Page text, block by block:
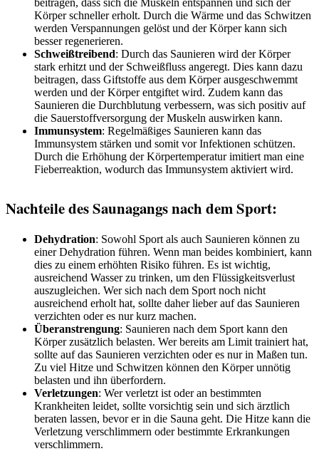
beitragen, dass sich die Muskeln entspannen und sich der
Körper schneller erholt. Durch die Wärme und das Schwitzen
werden Verspannungen gelöst und der Körper kann sich
besser regenerieren.
Schweißtreibend: Durch das Saunieren wird der Körper
stark erhitzt und der Schweißfluss angeregt. Dies kann dazu
beitragen, dass Giftstoffe aus dem Körper ausgeschwemmt
werden und der Körper entgiftet wird. Zudem kann das
Saunieren die Durchblutung verbessern, was sich positiv auf
die Sauerstoffversorgung der Muskeln auswirken kann.
Immunsystem: Regelmäßiges Saunieren kann das
Immunsystem stärken und somit vor Infektionen schützen.
Durch die Erhöhung der Körpertemperatur imitiert man eine
Fieberreaktion, wodurch das Immunsystem aktiviert wird.
Nachteile des Saunagangs nach dem Sport:
Dehydration: Sowohl Sport als auch Saunieren können zu
einer Dehydration führen. Wenn man beides kombiniert, kann
dies zu einem erhöhten Risiko führen. Es ist wichtig,
ausreichend Wasser zu trinken, um den Flüssigkeitsverlust
auszugleichen. Wer sich nach dem Sport noch nicht
ausreichend erholt hat, sollte daher lieber auf das Saunieren
verzichten oder es nur kurz machen.
Überanstrengung: Saunieren nach dem Sport kann den
Körper zusätzlich belasten. Wer bereits am Limit trainiert hat,
sollte auf das Saunieren verzichten oder es nur in Maßen tun.
Zu viel Hitze und Schwitzen können den Körper unnötig
belasten und ihn überfordern.
Verletzungen: Wer verletzt ist oder an bestimmten
Krankheiten leidet, sollte vorsichtig sein und sich ärztlich
beraten lassen, bevor er in die Sauna geht. Die Hitze kann die
Verletzung verschlimmern oder bestimmte Erkrankungen
verschlimmern.